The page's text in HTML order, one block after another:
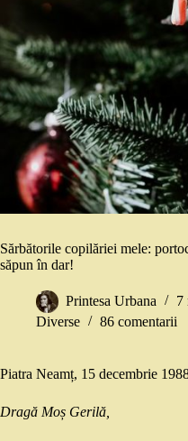
Sărbătorile copilăriei mele:
săpun în dar!
Printesa Urbana
7
Diverse
86 comentarii
Piatra Neamț, 15 decembrie
Dragă Moș Gerilă,